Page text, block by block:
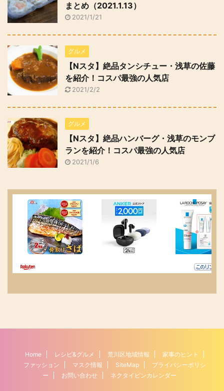
まとめ（2021.1.13）
2021/1/21
グルメ
【Nスタ】絶品タンシチュー・浅草の佐藤
を紹介！コスパ最強の人気店
2021/2/2
グルメ
【Nスタ】絶品ハンバーグ・浅草のモンブ
ランを紹介！コスパ最強の人気店
2021/1/6
Home レシピ&グルメ 荒川区地域情報
家事のヒント
ファッション
マスク情報 SiteMap
プライバシーポリシ
ー
お問い合わせ ネクタイピンカレンダー